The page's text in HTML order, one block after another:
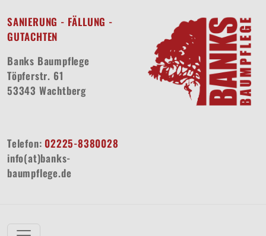
SANIERUNG - FÄLLUNG -
GUTACHTEN
Banks Baumpflege
Töpferstr. 61
53343 Wachtberg
Telefon: 02225-8380028
info(at)banks-
baumpflege.de